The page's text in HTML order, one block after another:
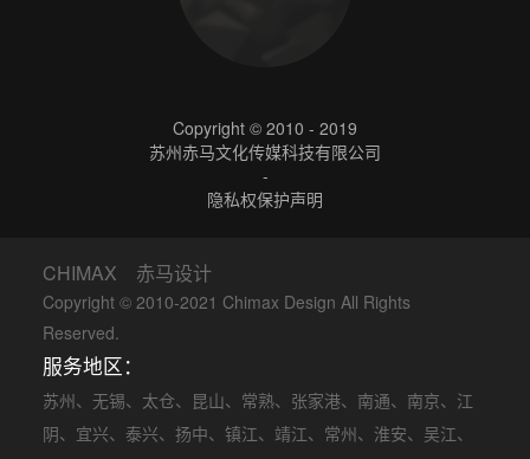
Copyright © 2010 - 2019
苏州赤马文化传媒科技有限公司
-
隐私权保护声明
CHIMAX 赤马设计
Copyright © 2010-2021 Chimax Design All Rights
Reserved.
服务地区：
苏州、 无锡、 太仓、 昆山、 常熟、 张家港、 南通、 南京、 江
阴、 宜兴、 泰兴、 扬中、 镇江、 靖江、 常州、 淮安、 吴江、